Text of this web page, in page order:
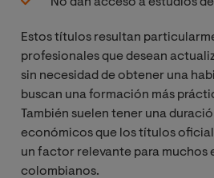
Estos títulos resultan
profesionales que desean
sin necesidad de obtener una
buscan una formación más
También suelen tener una
económicos que los títulos
un factor relevante para muchos
colombianos.